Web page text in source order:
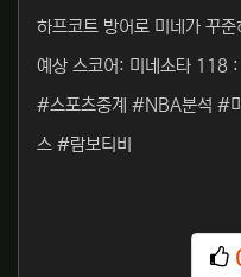
하프코트 방어로 미네가 꾸
예상 스코어: 미네소타 118
#스포츠중계 #NBA분석 #
스 #람보티비